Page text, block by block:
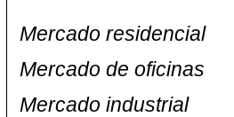
Mercado
Mercado de oficinas
Mercado industrial